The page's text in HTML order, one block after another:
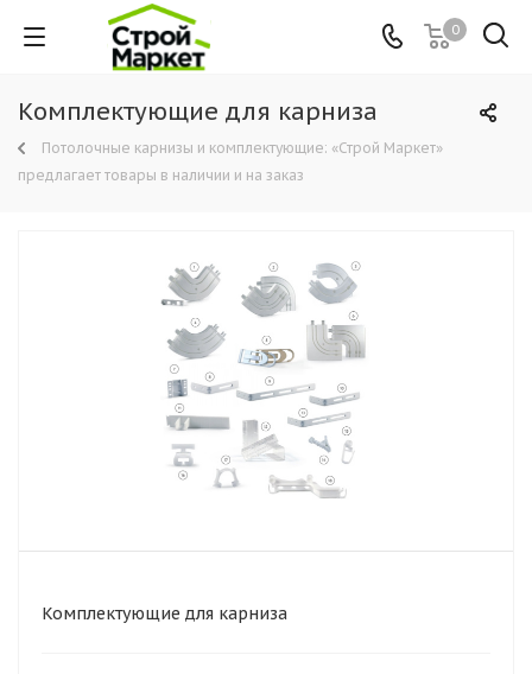
0
Комплектующие для карниза
Потолочные карнизы и комплектующие: «Строй Маркет»
предлагает товары в наличии и на заказ
Комплектующие для карниза